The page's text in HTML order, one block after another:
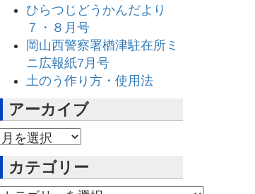
ひらつじどうかんだより
７・８月号
岡山西警察署楢津駐在所ミ
ニ広報紙7月号
土のう作り方・使用法
アーカイブ
アーカイブ
カテゴリー